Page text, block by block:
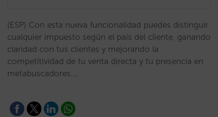
(ESP) Con esta nueva funcionalidad puedes distinguir
cualquier impuesto según el país del cliente, ganando
claridad con tus clientes y mejorando la
competitividad de tu venta directa y tu presencia en
metabuscadores.…